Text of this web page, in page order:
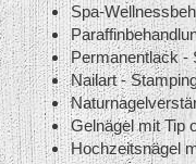
Spa-
Permanentlack -
Nailart -
Gelnägel mit Tip
Hochzeitsnägel